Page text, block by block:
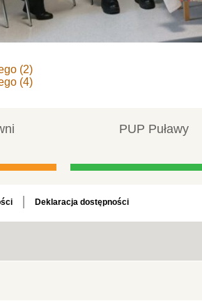
(2)
(4)
PUP Puławy
Deklaracja dostępności